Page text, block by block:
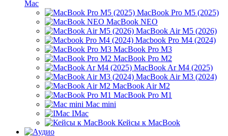
Mac
MacBook Pro M5 (2025)
MacBook NEO
MacBook Air M5 (2026)
Macbook Pro M4 (2024)
MacBook Pro M3
MacBook Pro M2
MacBook Ar M4 (2025)
MacBook Air M3 (2024)
MacBook Air M2
MacBook Pro M1
Mac mini
IMac
Кейсы к MacBook